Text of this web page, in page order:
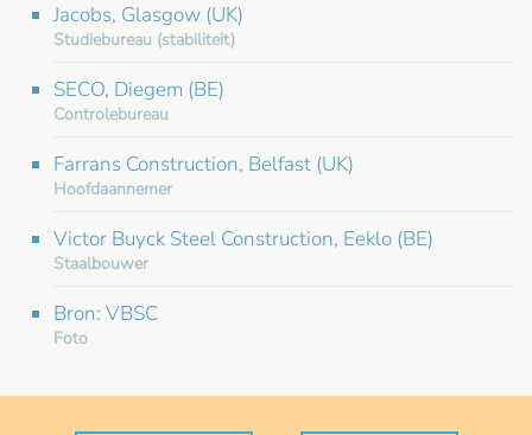
Jacobs, Glasgow (UK)
Studiebureau (stabiliteit)
SECO, Diegem (BE)
Controlebureau
Farrans Construction, Belfast (UK)
Hoofdaannemer
Victor Buyck Steel Construction, Eeklo (BE)
Staalbouwer
Bron: VBSC
Foto